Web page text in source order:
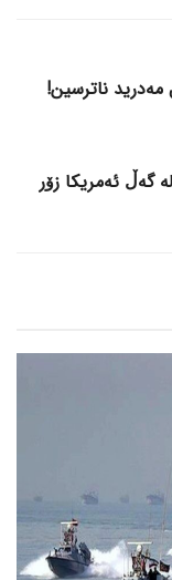
مەدرید ناترسین!
گەڵ ئەمریکا زۆر